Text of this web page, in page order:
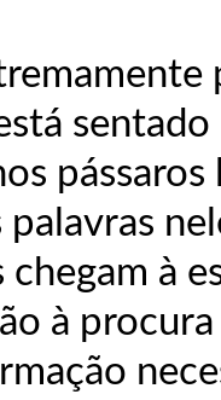
palavras
chegam à
à